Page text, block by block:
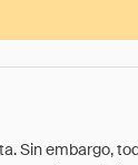
Sin embargo,